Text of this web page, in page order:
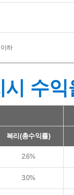
하
수
복리(총수익률)
2.6%
3.0%